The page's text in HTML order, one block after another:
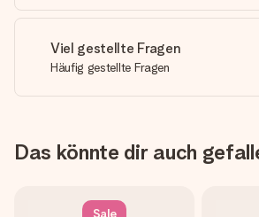
Viel gestellte Fragen
Häufig gestellte Fragen
Das könnte dir auch
Sale